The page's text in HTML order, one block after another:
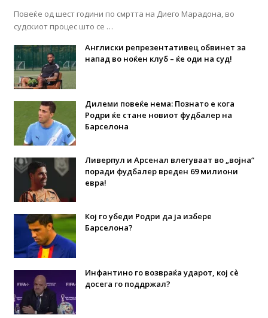
Повеќе од шест години по смртта на Диего Марадона, во
судскиот процес што се …
Англиски репрезентативец обвинет за
напад во ноќен клуб – ќе оди на суд!
Дилеми повеќе нема: Познато е кога
Родри ќе стане новиот фудбалер на
Барселона
Ливерпул и Арсенал влегуваат во „војна“
поради фудбалер вреден 69 милиони
евра!
Кој го убеди Родри да ја избере
Барселона?
Инфантино го возвраќа ударот, кој сè
досега го поддржал?